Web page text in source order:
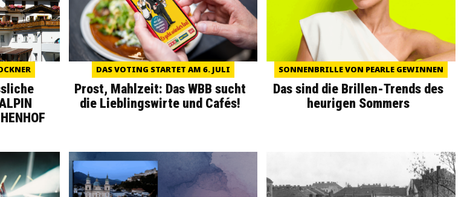
DAS VOTING STARTET AM 6. JULI
Prost, Mahlzeit: Das WBB sucht
die Lieblingswirte und Cafés!
SONNENBRILLE VON PEARLE GEWINNEN
Das sind die Brillen-Trends des
heurigen Sommers